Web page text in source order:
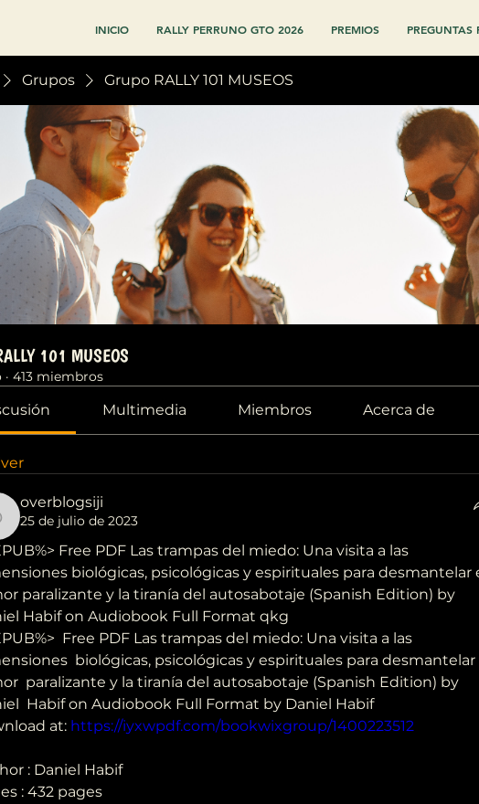
INICIO RALLY PERRUNO GTO 2026 PREMIOS PREGUNTAS
Grupos Grupo RALLY 101 MUSEOS
101 MUSEOS
· 413 miembros
Multimedia Miembros Acerca de
overblogsiji
25 de julio de 2023
Free PDF Las trampas del miedo: Una visita a las
biológicas, psicológicas y espirituales para desmantelar
paralizante y la tiranía del autosabotaje (Spanish Edition) by
Habif on Audiobook Full Format qkg
Free PDF Las trampas del miedo: Una visita a las
biológicas, psicológicas y espirituales para desmantelar
paralizante y la tiranía del autosabotaje (Spanish Edition) by
Habif on Audiobook Full Format by Daniel Habif
at: https://iyxwpdf.com/bookwixgroup/1400223512
: Daniel Habif
: 432 pages